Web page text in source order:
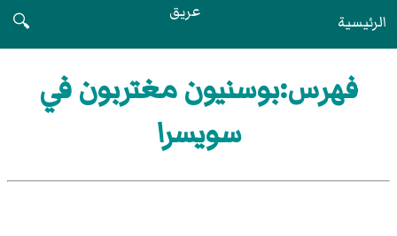
الرئيسية عريق
🔍
فهرس:بوسنيون مغتربون في
سويسرا